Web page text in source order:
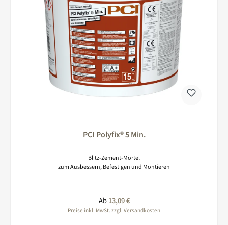
PCI Polyfix® 5 Min.
Blitz-Zement-Mörtel
zum Ausbessern, Befestigen und Montieren
Regulärer Preis:
Ab13,09 €
Preise inkl. MwSt. zzgl. Versandkosten